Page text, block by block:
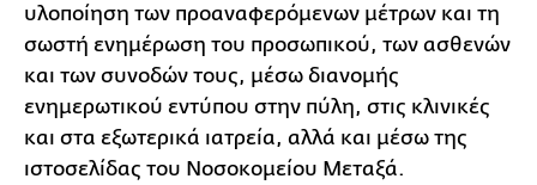
υλοποίηση των προαναφερόμενων μέτρων και τη
σωστή ενημέρωση του προσωπικού, των ασθενών
και των συνοδών τους, μέσω διανομής
ενημερωτικού εντύπου στην πύλη, στις κλινικές
και στα εξωτερικά ιατρεία, αλλά και μέσω της
ιστοσελίδας του Νοσοκομείου Μεταξά.